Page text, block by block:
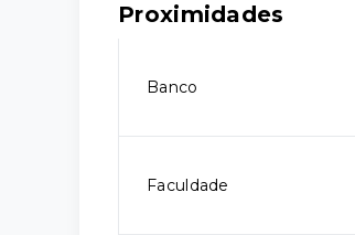
Proximidades
Banco
Faculdade